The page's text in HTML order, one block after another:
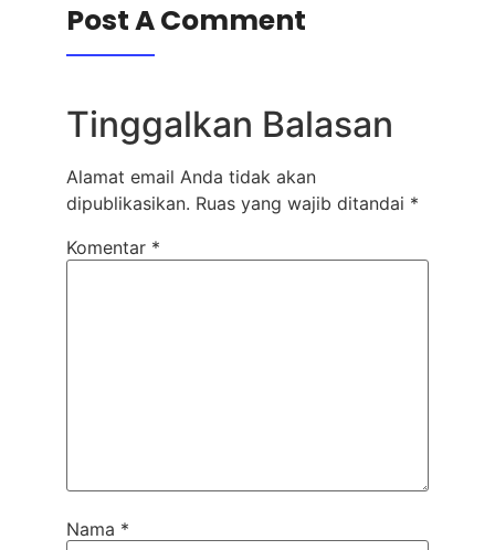
Post A Comment
Tinggalkan Balasan
Alamat email Anda tidak akan
dipublikasikan. Ruas yang wajib ditandai *
Komentar *
Nama *